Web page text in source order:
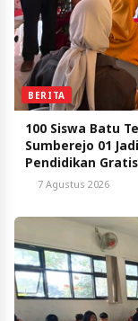
BERITA
100 Siswa Batu
Sumberejo 01
Pendidikan Gratis
7 Agustus 2026